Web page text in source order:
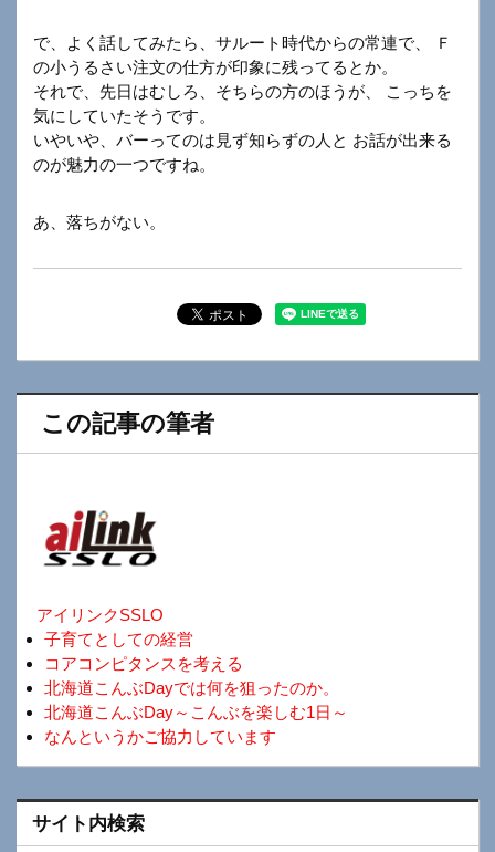
で、よく話してみたら、サルート時代からの常連で、 Ｆ
の小うるさい注文の仕方が印象に残ってるとか。
それで、先日はむしろ、そちらの方のほうが、 こっちを
気にしていたそうです。
いやいや、バーってのは見ず知らずの人と お話が出来る
のが魅力の一つですね。
あ、落ちがない。
この記事の筆者
アイリンクSSLO
子育てとしての経営
コアコンピタンスを考える
北海道こんぶDayでは何を狙ったのか。
北海道こんぶDay～こんぶを楽しむ1日～
なんというかご協力しています
サイト内検索